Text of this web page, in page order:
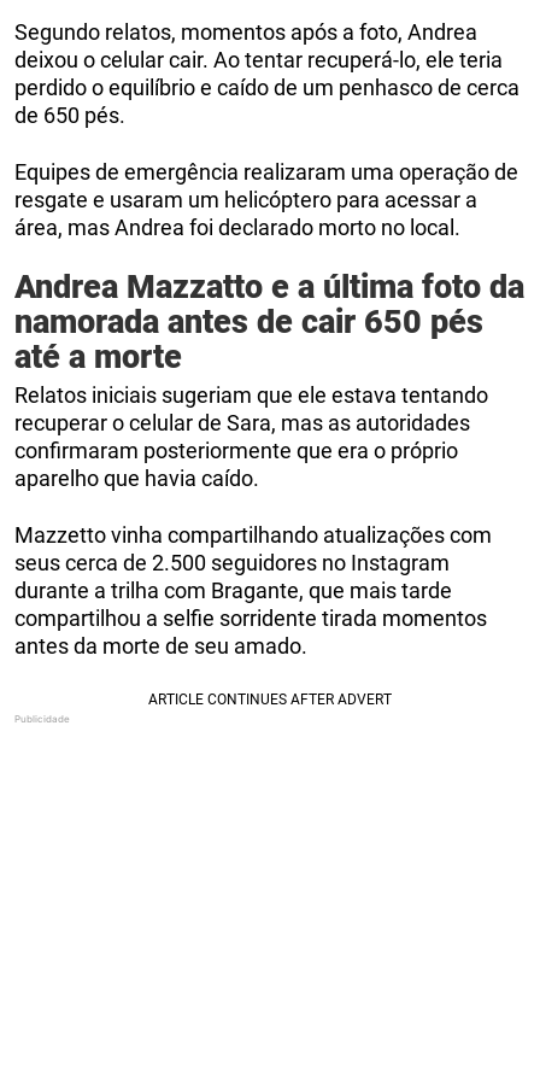
Segundo relatos, momentos após a foto, Andrea
deixou o celular cair. Ao tentar recuperá-lo, ele teria
perdido o equilíbrio e caído de um penhasco de cerca
de 650 pés.
Equipes de emergência realizaram uma operação de
resgate e usaram um helicóptero para acessar a
área, mas Andrea foi declarado morto no local.
Andrea Mazzatto e a última foto da
namorada antes de cair 650 pés
até a morte
Relatos iniciais sugeriam que ele estava tentando
recuperar o celular de Sara, mas as autoridades
confirmaram posteriormente que era o próprio
aparelho que havia caído.
Mazzetto vinha compartilhando atualizações com
seus cerca de 2.500 seguidores no Instagram
durante a trilha com Bragante, que mais tarde
compartilhou a selfie sorridente tirada momentos
antes da morte de seu amado.